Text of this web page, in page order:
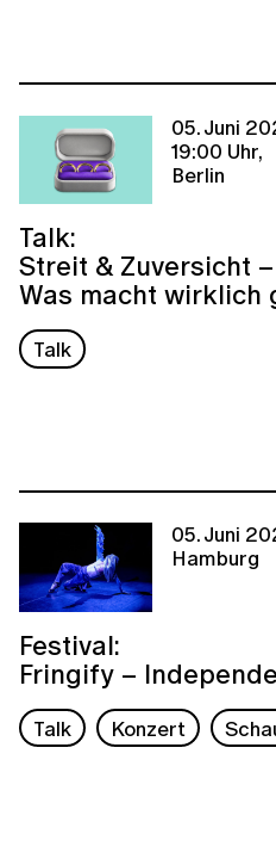
05. Juni
19:00 Uhr,
Berlin
Talk:
Streit & Zuversicht
Was macht wirklich
Talk
05. Juni
Hamburg
Festival:
Fringify –
Talk Konzert